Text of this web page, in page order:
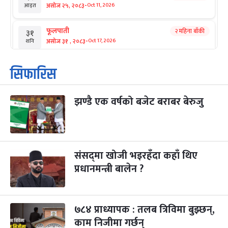
आइत असोज २५, २०८३-Oct 11, 2026
३१
शनि
फूलपाती
असोज ३१ , २०८३-Oct 17, 2026
२ महिना बाँकी
१
आइत
कार्तिक सङ्क्रान्ति
कार्तिक १, २०८३
३
मंगल
महानवमी
कार्तिक ३, २०८३
२ महिना बाँकी
४
कार्तिक ४, २०८३ Oct 21, 2026
५
बिहि
पापा‌ङ्कुशा एकादशी व्रत
कार्तिक ५, २०८३
२२
आइत
कुकुर तिहार
कार्तिक २२, २०८३-Nov 8, 2026
३ महिना बाँकी
सिफारिस
झण्डै एक वर्षको बजेट बराबर बेरुजु
संसद्‌मा खोजी भइरहँदा कहाँ थिए
प्रधानमन्त्री बालेन ?
७८४ प्राध्यापक : तलब त्रिविमा बुझ्छन्,
काम निजीमा गर्छन्